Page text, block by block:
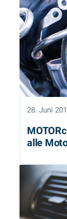
28. Juni
alle